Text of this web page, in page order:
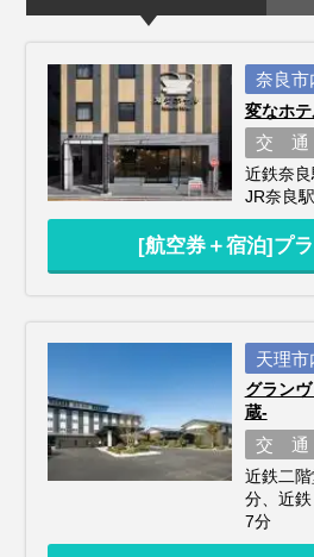
奈良市
変なホ
交 通
近鉄奈良
JR奈良
[航空券＋宿泊]プ
天理市
グラン
蔵-
交 通
近鉄二
分、近
7分